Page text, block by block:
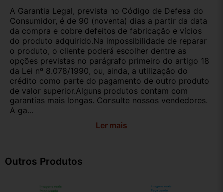
A Garantia Legal, prevista no Código de Defesa do
Consumidor, é de 90 (noventa) dias a partir da data
da compra e cobre defeitos de fabricação e vícios
do produto adquirido.Na impossibilidade de reparar
o produto, o cliente poderá escolher dentre as
opções previstas no parágrafo primeiro do artigo 18
da Lei nº 8.078/1990, ou, ainda, a utilização do
crédito como parte do pagamento de outro produto
de valor superior.Alguns produtos contam com
garantias mais longas. Consulte nossos vendedores.
A ga...
Ler mais
Outros Produtos